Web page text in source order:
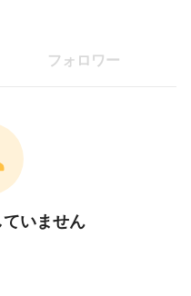
フォロワー
ていません